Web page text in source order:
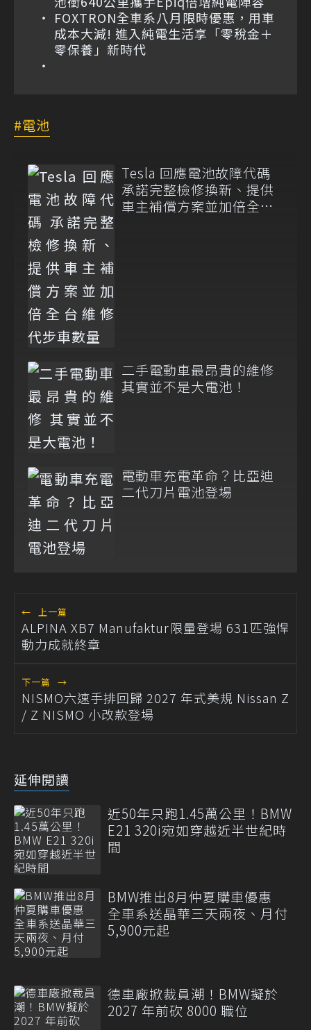
FOXTRON全車系八月限時優惠，用車
成本大減! 進入純電生活享「零稅金＋
零保養」新時代
電池
Tesla 回應電池故障代碼
承諾完整檢修換新、提供
車主補償方案並加倍全台
二手電動車最昂貴的維修
其實並不是大電池！
電動車充電革命？比亞迪
二代刀片電池登場
← 上一篇
ALPINA XB7 Manufaktur限量登場 631匹強悍
動力成就終章
下一篇 →
NISMO六速手排回歸 2027 年式美規 Nissan Z
/ Z NISMO 小改款登場
延伸閱讀
近50年只跑1.45萬公里！BMW
E21 320i宛如穿越近半世紀時
間
BMW推出8月仲夏購車優惠
全車系送晶華三天兩夜、月付
5,900元起
德車廠掀裁員潮！BMW擬於
2027 年前砍 8000 職位